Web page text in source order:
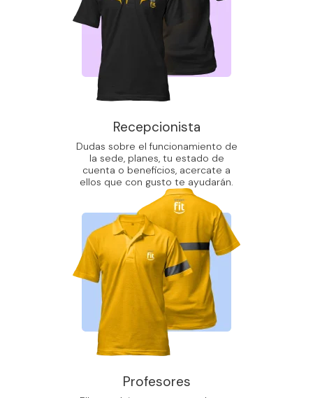
Recepcionista
Dudas sobre el funcionamiento de
la sede, planes, tu estado de
cuenta o beneficios, acercate a
ellos que con gusto te ayudarán.
Profesores